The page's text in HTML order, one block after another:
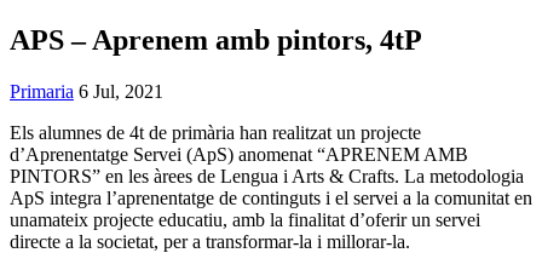
APS – Aprenem amb pintors, 4tP
Primaria 6 Jul, 2021
Els alumnes de 4t de primària han realitzat un projecte
d’Aprenentatge Servei (ApS) anomenat “APRENEM AMB
PINTORS” en les àrees de Lengua i Arts & Crafts. La metodologia
ApS integra l’aprenentatge de continguts i el servei a la comunitat en
unamateix projecte educatiu, amb la finalitat d’oferir un servei
directe a la societat, per a transformar-la i millorar-la.